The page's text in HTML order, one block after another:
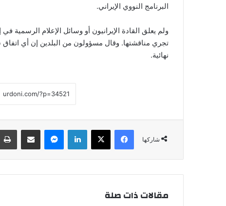
البرنامج النووي الإيراني.
ولم يعلق القادة الإيرانيون أو وسائل الإعلام
تجري مناقشتها. وقال مسؤولون من البلدين إن أي
نهائية.
شاركها
فيسبوك لينكدإن
مقالات ذات صلة